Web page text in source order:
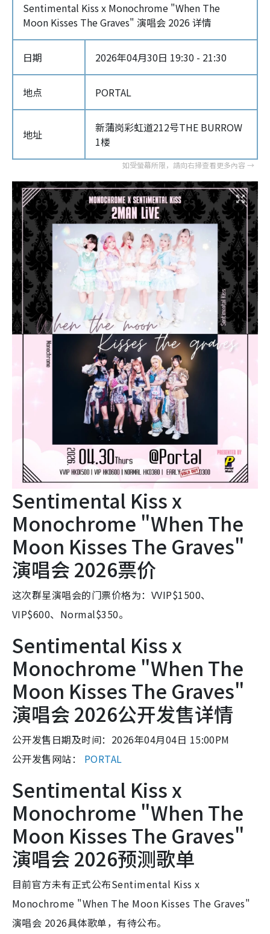
Sentimental Kiss x Monochrome "When The
Moon Kisses The Graves" 演唱会 2026 详情
日期 2026年04月30日 19:30 - 21:30
地点 PORTAL
地址
新蒲岗彩虹道212号THE BURROW
1楼
Sentimental Kiss x
Monochrome "When The
Moon Kisses The Graves"
演唱会 2026票价
这次群星演唱会的门票价格为：VVIP$1500、
VIP$600、Normal$350。
Sentimental Kiss x
Monochrome "When The
Moon Kisses The Graves"
演唱会 2026公开发售详情
公开发售日期及时间：2026年04月04日 15:00PM
公开发售网站： PORTAL
Sentimental Kiss x
Monochrome "When The
Moon Kisses The Graves"
演唱会 2026预测歌单
目前官方未有正式公布Sentimental Kiss x
Monochrome "When The Moon Kisses The Graves"
演唱会 2026具体歌单，有待公布。